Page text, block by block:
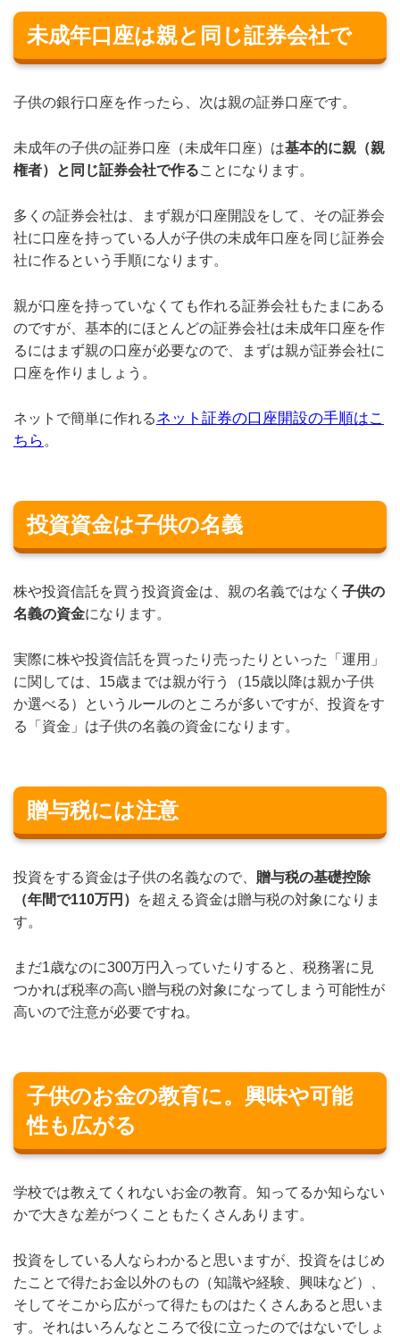
未成年口座は親と同じ証券会社で
子供の銀行口座を作ったら、次は親の証券口座です。
未成年の子供の証券口座（未成年口座）は基本的に親（親
権者）と同じ証券会社で作ることになります。
多くの証券会社は、まず親が口座開設をして、その証券会
社に口座を持っている人が子供の未成年口座を同じ証券会
社に作るという手順になります。
親が口座を持っていなくても作れる証券会社もたまにある
のですが、基本的にほとんどの証券会社は未成年口座を作
るにはまず親の口座が必要なので、まずは親が証券会社に
口座を作りましょう。
ネットで簡単に作れるネット証券の口座開設の手順はこ
ちら 。
投資資金は子供の名義
株や投資信託を買う投資資金は、親の名義ではなく 子供の
名義の資金になります。
実際に株や投資信託を買ったり売ったりといった「運用」
に関しては、15歳までは親が行う（15歳以降は親か子供
か選べる）というルールのところが多いですが、投資をす
る「資金」は子供の名義の資金になります。
贈与税には注意
投資をする資金は子供の名義なので、 贈与税の基礎控除
（年間で110万円）
を超える資金は贈与税の対象になりま
す。
まだ1歳なのに300万円入っていたりすると、税務署に見
つかれば税率の高い贈与税の対象になってしまう可能性が
高いので注意が必要ですね。
子供のお金の教育に。興味や可能
性も広がる
学校では教えてくれないお金の教育。知ってるか知らない
かで大きな差がつくこともたくさんあります。
投資をしている人ならわかると思いますが、投資をはじめ
たことで得たお金以外のもの（知識や経験、興味など）、
そしてそこから広がって得たものはたくさんあると思いま
す。それはいろんなところで役に立ったのではないでしょ